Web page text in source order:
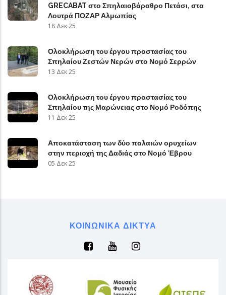
GRECABAT στο Σπηλαιοβάραθρο Πετάσι, στα
Λουτρά ΠΟΖΑΡ Αλμωπίας
18 Δεκ 25
Ολοκλήρωση του έργου προστασίας του
Σπηλαίου Ζεστών Νερών στο Νομό Σερρών
13 Δεκ 25
Ολοκλήρωση του έργου προστασίας του
Σπηλαίου της Μαρώνειας στο Νομό Ροδόπης
11 Δεκ 25
Αποκατάσταση των δύο παλαιών ορυχείων
στην περιοχή της Δαδιάς στο Νομό Έβρου
05 Δεκ 25
ΚΟΙΝΩΝΙΚΆ ΔΊΚΤΥΑ